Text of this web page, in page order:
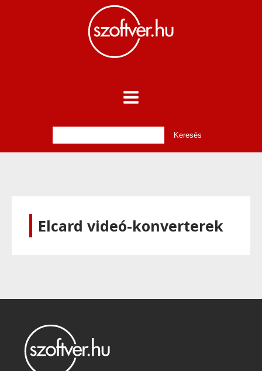
Elcard videó-konverterek